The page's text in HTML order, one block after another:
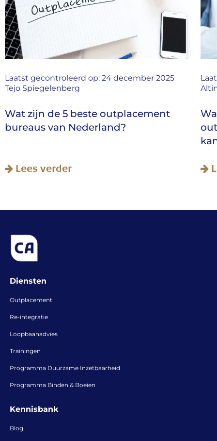
op: 24 december 2025
beste outplacement
Laatst
Waarom je geen
Lees verder
Diensten
Outplacement
Re-integratie
Loopbaanadvies
Trainingen
Programma Duurzame Inzetbaarheid
Programma Binden & Boeien
Kennisbank
Blog